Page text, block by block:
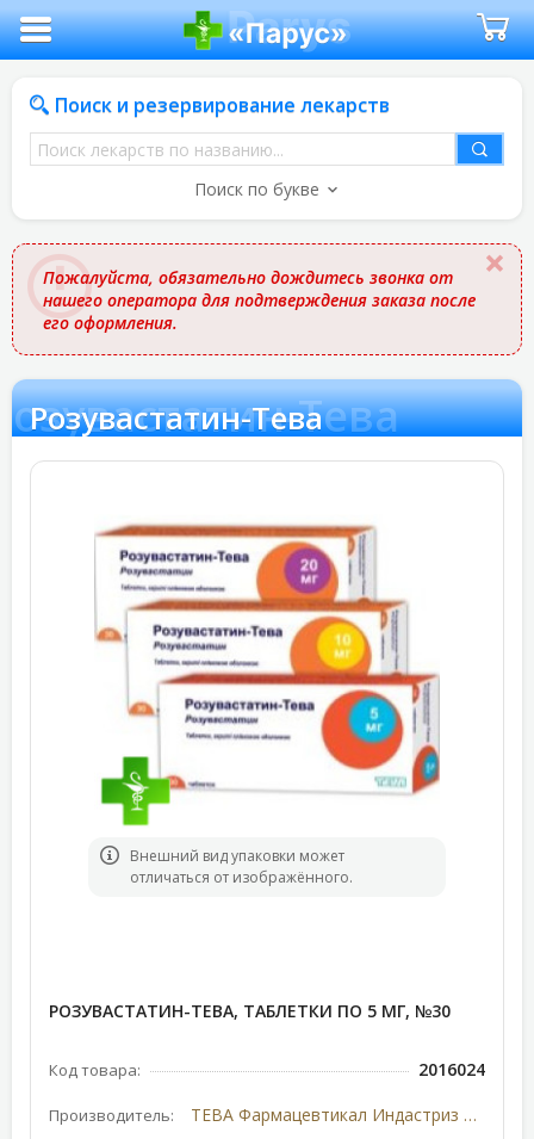
Поиск и резервирование лекарств
Поиск
лекарств
названию
Поиск по букве
Пожалуйста, обязательно дождитесь звонка от
нашего оператора для подтверждения заказа после
его оформления.
Тева
Розувастатин-Тева
Bнешний вид упаковки может
отличаться от изображённого.
РОЗУВАСТАТИН-ТЕВА, ТАБЛЕТКИ ПО 5 МГ, №30
Код товара: 2016024
Производитель: ТЕВА Фармацевтикал Индастриз Лтд, Израиль